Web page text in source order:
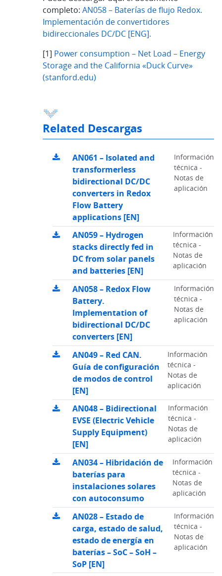
completo: AN058 – Baterías de flujo Redox.
Implementación de convertidores
bidireccionales DC/DC [ENG].
[1] Power consumption – Net Load – Energy
Storage and the California «Duck Curve»
(stanford.edu)
Related Descargas
AN061 – Isolated and
transformerless
bidirectional DC/DC
converters in Redox
Flow Battery
applications [EN]
Información
técnica -
Notas de
aplicación
AN059 – Hydrogen
stacks directly fed in
DC from solar panels
and batteries [EN]
Información
técnica -
Notas de
aplicación
AN058 – Redox Flow
Battery.
Implementation of
bidirectional DC/DC
converters [EN]
Información
técnica -
Notas de
aplicación
AN049 – Red CAN.
Guía de configuración
de modos de control
[EN]
Información
técnica -
Notas de
aplicación
AN048 – Bidirectional
EVSE (Electric Vehicle
Supply Equipment)
[EN]
Información
técnica -
Notas de
aplicación
AN034 – Hibridación de
baterías para
instalaciones solares
con autoconsumo
Información
técnica -
Notas de
aplicación
AN028 – Estado de
carga, estado de salud,
estado de energía en
baterías – SoC – SoH –
SoP [EN]
Información
técnica -
Notas de
aplicación